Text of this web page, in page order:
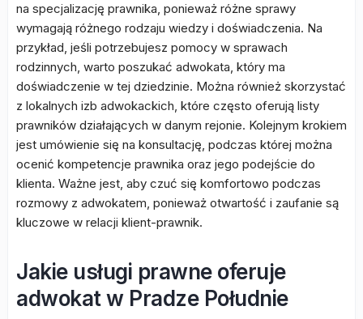
na specjalizację prawnika, ponieważ różne sprawy
wymagają różnego rodzaju wiedzy i doświadczenia. Na
przykład, jeśli potrzebujesz pomocy w sprawach
rodzinnych, warto poszukać adwokata, który ma
doświadczenie w tej dziedzinie. Można również skorzystać
z lokalnych izb adwokackich, które często oferują listy
prawników działających w danym rejonie. Kolejnym krokiem
jest umówienie się na konsultację, podczas której można
ocenić kompetencje prawnika oraz jego podejście do
klienta. Ważne jest, aby czuć się komfortowo podczas
rozmowy z adwokatem, ponieważ otwartość i zaufanie są
kluczowe w relacji klient-prawnik.
Jakie usługi prawne oferuje
adwokat w Pradze Południe